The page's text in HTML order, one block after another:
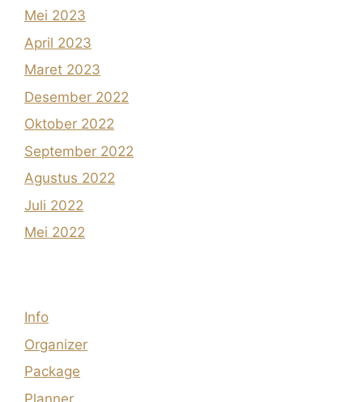
Mei 2023
April 2023
Maret 2023
Desember 2022
Oktober 2022
September 2022
Agustus 2022
Juli 2022
Mei 2022
Info
Organizer
Package
Planner